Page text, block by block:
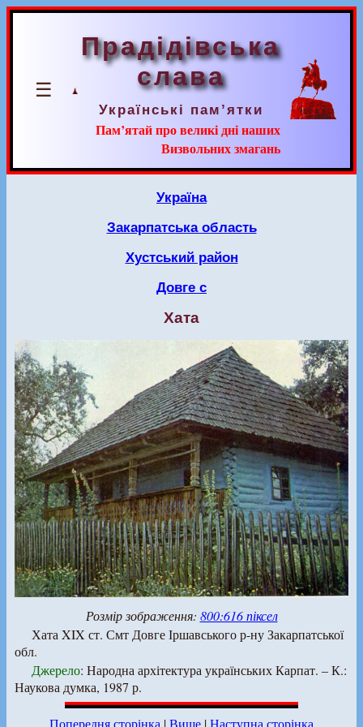
☰
Прадідівська
слава
Українські пам’ятки
Пам’ятай про великі дні наших
Визвольних змагань
Україна
Закарпатська область
Хустський район
Довге с
Хата
Розмір зображення: 800:616 піксел
Хата XIX ст. Смт Довге Іршавського р-ну Закарпатської
обл.
Джерело: Народна архітектура українських Карпат. – К.:
Наукова думка, 1987 р.
Попередня сторінка |Вище |Наступна сторінка